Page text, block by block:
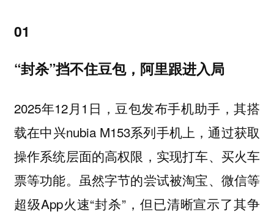
01
“封杀”挡不住豆包，阿里跟进入局
2025年12月1日，豆包发布手机助手，其搭
载在中兴nubia M153系列手机上，通过获取
操作系统层面的高权限，实现打车、买火车
票等功能。虽然字节的尝试被淘宝、微信等
超级App火速“封杀”，但已清晰宣示了其争